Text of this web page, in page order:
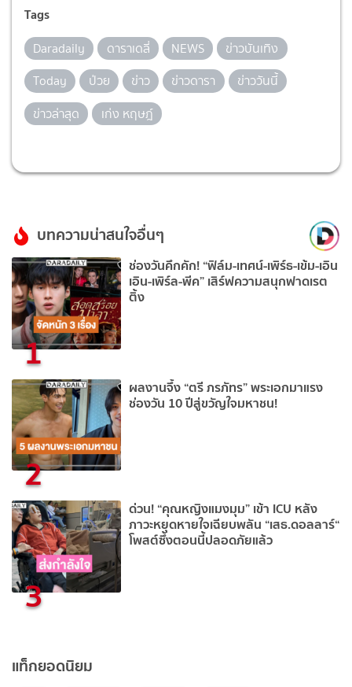
Tags
Daradaily ดาราเดลี่ NEWS
ข่าวบันเทิง
Today
ป่วย ข่าว ข่าวดารา
ข่าววันนี้
ข่าวล่าสุด
เก่ง หฤษฎ์
บทความน่าสนใจอื่นๆ
1
ช่องวันคึกคัก! “ฟิล์ม-เทศน์-เพิร์ธ-เข้ม-เอิน
เอิน-เพิร์ล-พีค” เสิร์ฟความสนุกฟาดเรต
ติ้ง
2
ผลงานจึ้ง “ตรี ภรภัทร” พระเอกมาแรง
ช่องวัน 10 ปีสู่ขวัญใจมหาชน!
3
ด่วน! “คุณหญิงแมงมุม” เข้า ICU หลัง
ภาวะหยุดหายใจเฉียบพลัน “เสธ.ดอลลาร์“
โพสต์ซึ้งตอนนี้ปลอดภัยแล้ว
แท็กยอดนิยม